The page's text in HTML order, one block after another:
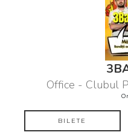
Office - Clubul
BILETE